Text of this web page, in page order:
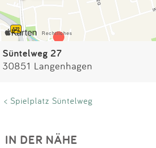
Impressum
Süntelweg 27
30851 Langenhagen
< Spielplatz Süntelweg
IN DER NÄHE